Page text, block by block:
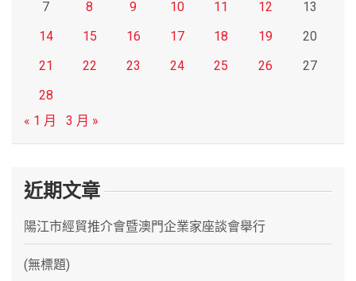
7
8 9 10 11 12
13
14
15 16 17 18 19
20
21
22 23 24 25 26
27
28
« 1 月
3 月 »
近期文章
陽江市經貿推介會暨澳門企業家座談會舉行
(無標題)